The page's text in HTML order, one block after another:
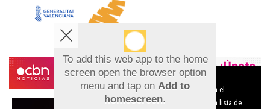
To add this web app to the home
screen open the browser option
menu and tap on Add to
homescreen.
Aviso sobre el Uso de cookies:
Utilizamos cookies nuestras y de terceros para el
funcionamiento del digital. Puedes consultar la lista de